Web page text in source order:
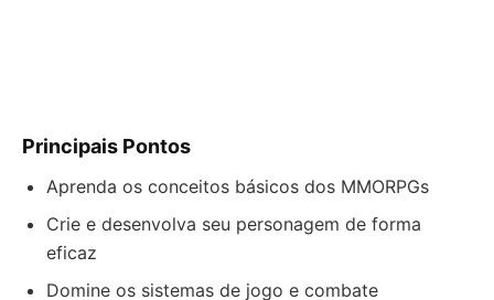
Principais Pontos
Aprenda os conceitos básicos dos MMORPGs
Crie e desenvolva seu personagem de forma
eficaz
Domine os sistemas de jogo e combate